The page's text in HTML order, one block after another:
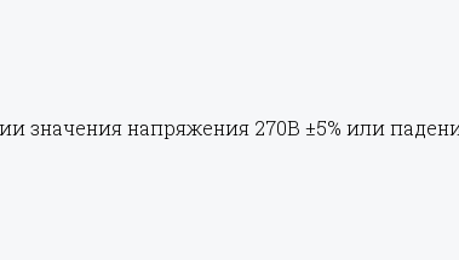
напряжения 270В ±5% или